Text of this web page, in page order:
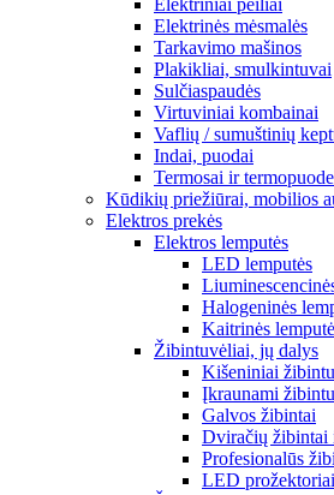
Elektriniai peiliai
Elektrinės mėsmalės
Tarkavimo mašinos
Plakikliai, smulkintuvai
Sulčiaspaudės
Virtuviniai kombainai
Vaflių / sumuštinių
Indai, puodai
Termosai ir
Kūdikių priežiūrai, mobilios
Elektros prekės
Elektros lemputės
LED lemputės
Halogeninės
Kaitrinės
Žibintuvėliai, jų dalys
Kišeniniai
Įkraunami
Galvos žibintai
Dviračių žibintai
Profesionalūs
LED prožektoriai